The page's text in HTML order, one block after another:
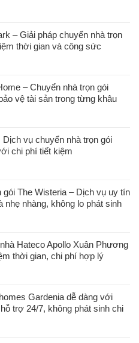
– Giải pháp chuyển nhà trọn
thời gian và công sức
– Chuyển nhà trọn gói
vệ tài sản trong từng khâu
Dịch vụ chuyển nhà trọn gói
chi phí tiết kiệm
gói The Wisteria – Dịch vụ uy tín
nhẹ nhàng, không lo phát sinh
Hateco Apollo Xuân Phương
thời gian, chi phí hợp lý
Gardenia dễ dàng với
trợ 24/7, không phát sinh chi